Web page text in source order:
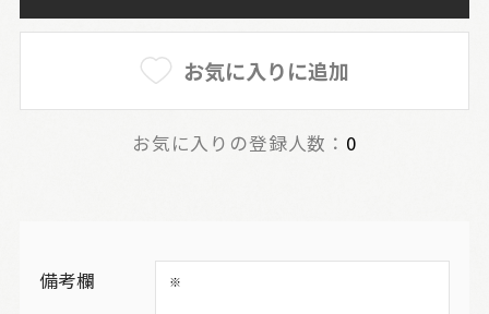
お気に入りに追加
お気に入りの登録人数： 0
備考欄